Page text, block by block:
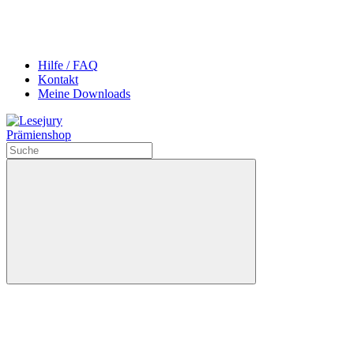
Hilfe / FAQ
Kontakt
Meine Downloads
Prämienshop